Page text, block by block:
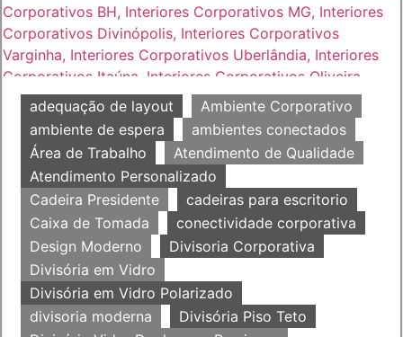
adequação de layout
Ambiente Corporativo
ambiente de espera
ambientes conectados
Área de Trabalho
Atendimento de Qualidade
Atendimento Personalizado
Cadeira Presidente
cadeiras para escritorio
Caixa de Tomada
conectividade corporativa
Design Moderno
Divisoria Corporativa
Divisória em Vidro
Divisória em Vidro Polarizado
divisoria moderna
Divisória Piso Teto